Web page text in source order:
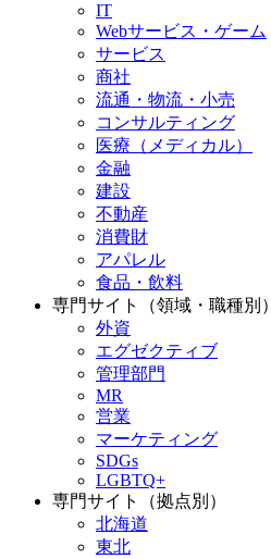
IT
Webサービス・ゲーム
サービス
商社
流通・物流・小売
コンサルティング
医療（メディカル）
金融
建設
不動産
消費財
アパレル
食品・飲料
専門サイト（領域・職種別）
外資
エグゼクティブ
管理部門
MR
営業
マーケティング
SDGs
LGBTQ+
専門サイト（拠点別）
北海道
東北